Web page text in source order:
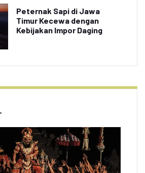
Peternak Sapi di Jawa
Timur Kecewa dengan
Kebijakan Impor Daging